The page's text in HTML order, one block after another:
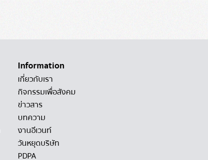
Information
เกี่ยวกับเรา
กิจกรรมเพื่อสังคม
ข่าวสาร
บทความ
งานอีเวนท์
วันหยุดบริษัท
PDPA